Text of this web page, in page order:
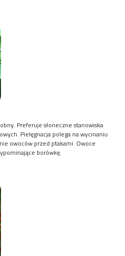
Preferuje słoneczne stanowiska
Pielęgnacja polega na wycinaniu
owoców przed ptakami. Owoce
borówkę.